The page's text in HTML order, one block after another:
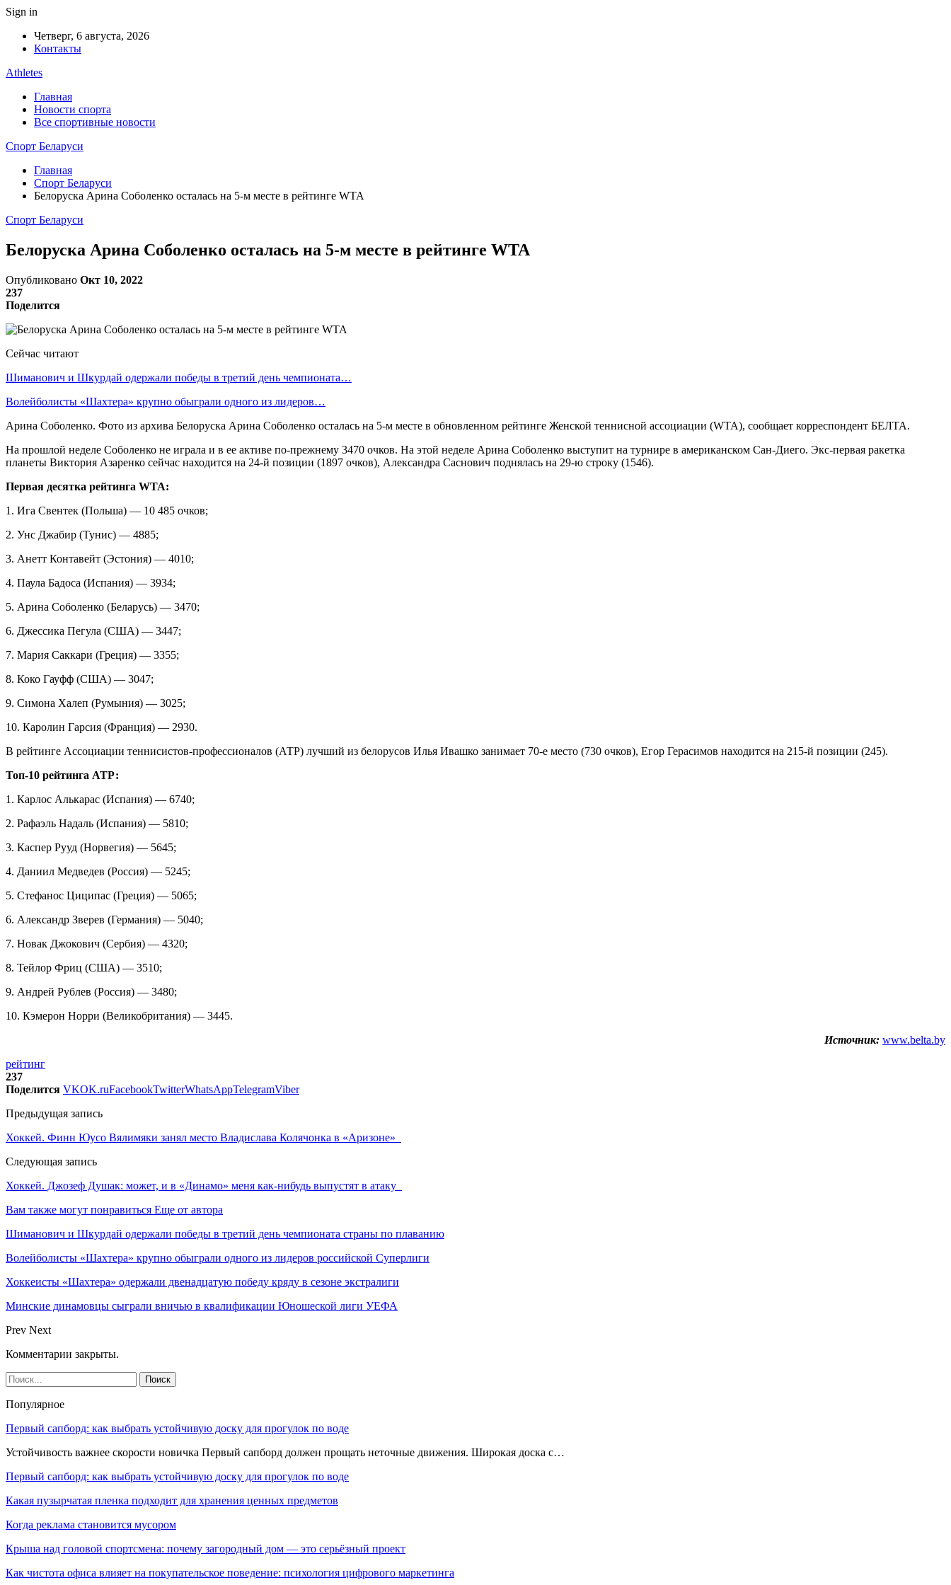
Sign in
Четверг, 6 августа, 2026
Контакты
Athletes
Главная
Новости спорта
Все спортивные новости
Спорт Беларуси
Главная
Спорт Беларуси
Белоруска Арина Соболенко осталась на 5-м месте в рейтинге WTA
Спорт Беларуси
Белоруска Арина Соболенко осталась на 5-м месте в рейтинге WTA
Опубликовано Окт 10, 2022
237
Поделится
Сейчас читают
Шиманович и Шкурдай одержали победы в третий день чемпионата…
Волейболисты «Шахтера» крупно обыграли одного из лидеров…
Арина Соболенко. Фото из архива Белоруска Арина Соболенко осталась на 5-м месте в обновленном рейтинге Женской теннисной ассоциации (WTA), сообщает корреспондент БЕЛТА.
На прошлой неделе Соболенко не играла и в ее активе по-прежнему 3470 очков. На этой неделе Арина Соболенко выступит на турнире в американском Сан-Диего. Экс-первая ракетка
планеты Виктория Азаренко сейчас находится на 24-й позиции (1897 очков), Александра Саснович поднялась на 29-ю строку (1546).
Первая десятка рейтинга WTA:
1. Ига Свентек (Польша) — 10 485 очков;
2. Унс Джабир (Тунис) — 4885;
3. Анетт Контавейт (Эстония) — 4010;
4. Паула Бадоса (Испания) — 3934;
5. Арина Соболенко (Беларусь) — 3470;
6. Джессика Пегула (США) — 3447;
7. Мария Саккари (Греция) — 3355;
8. Коко Гауфф (США) — 3047;
9. Симона Халеп (Румыния) — 3025;
10. Каролин Гарсия (Франция) — 2930.
В рейтинге Ассоциации теннисистов-профессионалов (АТР) лучший из белорусов Илья Ивашко занимает 70-е место (730 очков), Егор Герасимов находится на 215-й позиции (245).
Топ-10 рейтинга АТР:
1. Карлос Алькарас (Испания) — 6740;
2. Рафаэль Надаль (Испания) — 5810;
3. Каспер Рууд (Норвегия) — 5645;
4. Даниил Медведев (Россия) — 5245;
5. Стефанос Циципас (Греция) — 5065;
6. Александр Зверев (Германия) — 5040;
7. Новак Джокович (Сербия) — 4320;
8. Тейлор Фриц (США) — 3510;
9. Андрей Рублев (Россия) — 3480;
10. Кэмерон Норри (Великобритания) — 3445.
Источник: www.belta.by
рейтинг
237
Поделится VKOK.ruFacebookTwitterWhatsAppTelegramViber
Предыдущая запись
Хоккей. Финн Юусо Вялимяки занял место Владислава Колячонка в «Аризоне»
Следующая запись
Хоккей. Джозеф Душак: может, и в «Динамо» меня как-нибудь выпустят в атаку
Вам также могут понравиться Еще от автора
Шиманович и Шкурдай одержали победы в третий день чемпионата страны по плаванию
Волейболисты «Шахтера» крупно обыграли одного из лидеров российской Суперлиги
Хоккеисты «Шахтера» одержали двенадцатую победу кряду в сезоне экстралиги
Минские динамовцы сыграли вничью в квалификации Юношеской лиги УЕФА
Prev Next
Комментарии закрыты.
Популярное
Первый сапборд: как выбрать устойчивую доску для прогулок по воде
Устойчивость важнее скорости новичка Первый сапборд должен прощать неточные движения. Широкая доска с…
Первый сапборд: как выбрать устойчивую доску для прогулок по воде
Какая пузырчатая пленка подходит для хранения ценных предметов
Когда реклама становится мусором
Крыша над головой спортсмена: почему загородный дом — это серьёзный проект
Как чистота офиса влияет на покупательское поведение: психология цифрового маркетинга